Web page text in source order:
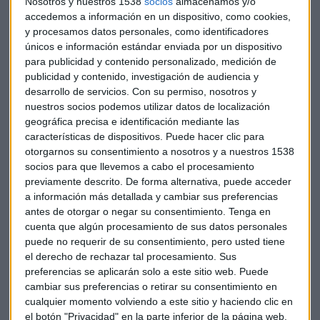
accedemos a información en un dispositivo, como cookies,
y procesamos datos personales, como identificadores
únicos e información estándar enviada por un dispositivo
para publicidad y contenido personalizado, medición de
publicidad y contenido, investigación de audiencia y
desarrollo de servicios. Con su permiso, nosotros y
nuestros socios podemos utilizar datos de localización
geográfica precisa e identificación mediante las
características de dispositivos. Puede hacer clic para
otorgarnos su consentimiento a nosotros y a nuestros 1538
socios para que llevemos a cabo el procesamiento
previamente descrito. De forma alternativa, puede acceder
a información más detallada y cambiar sus preferencias
antes de otorgar o negar su consentimiento. Tenga en
cuenta que algún procesamiento de sus datos personales
puede no requerir de su consentimiento, pero usted tiene
el derecho de rechazar tal procesamiento. Sus
preferencias se aplicarán solo a este sitio web. Puede
cambiar sus preferencias o retirar su consentimiento en
cualquier momento volviendo a este sitio y haciendo clic en
el botón "Privacidad" en la parte inferior de la página web.
vez, serán necesarios 38 derechos para suscribir 11 acciones
nuevas.El periodo de suscripción preferente en
principio se extenderá hasta el día 15 de marzo.
consejero Delegado de Cellnex, Tobias Martínez, ha
defendido esta ampliación como una forma de “reforzar los
recursos propios de la compañía, que permitirá contar con
una mayor fortaleza para financiar este crecimiento al
tiempo que se analizan nuevas oportunidades.”
“Estamos analizando, oportunidades de crecimiento en
prácticamente todos los mercados en los que ya operamos”
ha añadido elPresidente de Cellnex, Marco Patuano, “el
objetivo es consolidar y ampliar nuestra posición en los seis
países en los que estamos presentes sin dejar de estar
atentos a proyectos que puedan surgir en otros países en
Europa”, ha añadido.